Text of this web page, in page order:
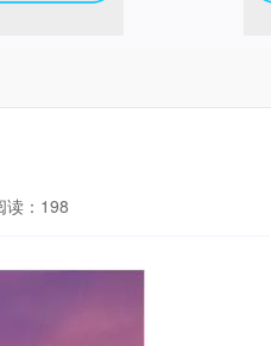
读：198